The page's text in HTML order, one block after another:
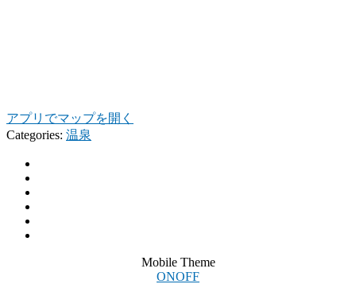
アプリでマップを開く
Categories: 温泉
Mobile Theme
ONOFF